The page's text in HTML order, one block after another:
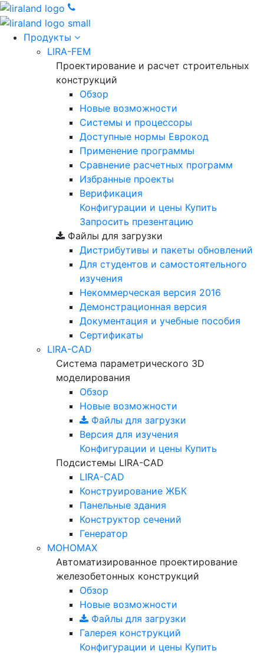
Продукты
LIRA-FEM
Проектирование и расчет строительных
конструкций
Обзор
Новые возможности
Cистемы и процессоры
Доступные нормы Еврокод
Применение программы
Сравнение расчетных программ
Избранные проекты
Верификация
Конфигурации и цены Купить
Запросить презентацию
Файлы для загрузки
Дистрибутивы и пакеты обновлений
Для студентов и самостоятельного
изучения
Некоммерческая версия 2016
Демонстрационная версия
Документация и учебные пособия
Сертификаты
LIRA-CAD
Система параметрического 3D
моделирования
Обзор
Новые возможности
Файлы для загрузки
Версия для изучения
Конфигурации и цены Купить
Подсистемы LIRA-CAD
LIRA-CAD
Конструирование ЖБК
Панельные здания
Конструктор сечений
Генератор
МОНОМАХ
Автоматизированное проектирование
железобетонных конструкций
Обзор
Новые возможности
Файлы для загрузки
Галерея конструкций
Конфигурации и цены Купить